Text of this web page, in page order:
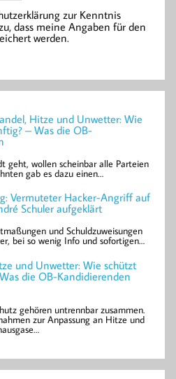
zur Kenntnis
dass meine Angaben für den
werden.
Hitze und Unwetter: Wie
– Was die OB-
geht, wollen scheinbar alle Parteien
gab es dazu einen…
Vermuteter Hacker-Angriff auf
Schuler aufgeklärt
und Schuldzuweisungen
bei so wenig Info und sofortigen…
und Unwetter: Wie schützt
die OB-Kandidierenden
gehören untrennbar zusammen.
zur Anpassung an Hitze und